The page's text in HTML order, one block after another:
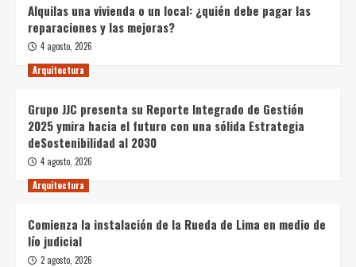
Alquilas una vivienda o un local: ¿quién debe pagar las
reparaciones y las mejoras?
4 agosto, 2026
Arquitectura
Grupo JJC presenta su Reporte Integrado de Gestión
2025 ymira hacia el futuro con una sólida Estrategia
deSostenibilidad al 2030
4 agosto, 2026
Arquitectura
Comienza la instalación de la Rueda de Lima en medio de
lío judicial
2 agosto, 2026